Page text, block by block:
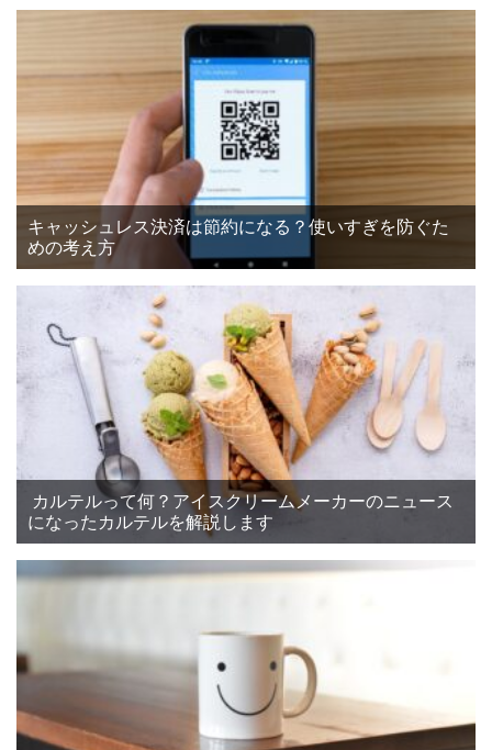
キャッシュレス決済は節約になる？使いすぎを防ぐた
めの考え方
カルテルって何？アイスクリームメーカーのニュース
になったカルテルを解説します